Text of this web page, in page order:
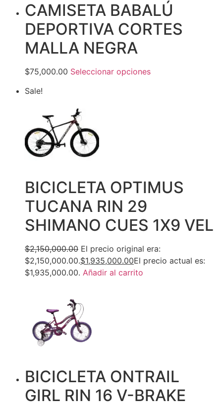
CAMISETA BABALÚ
DEPORTIVA CORTES
MALLA NEGRA
$75,000.00 Seleccionar opciones
Sale!
BICICLETA OPTIMUS
TUCANA RIN 29
SHIMANO CUES 1X9 VEL
$2,150,000.00 El precio original era:
$2,150,000.00.$1,935,000.00El precio actual es:
$1,935,000.00. Añadir al carrito
BICICLETA ONTRAIL
GIRL RIN 16 V-BRAKE